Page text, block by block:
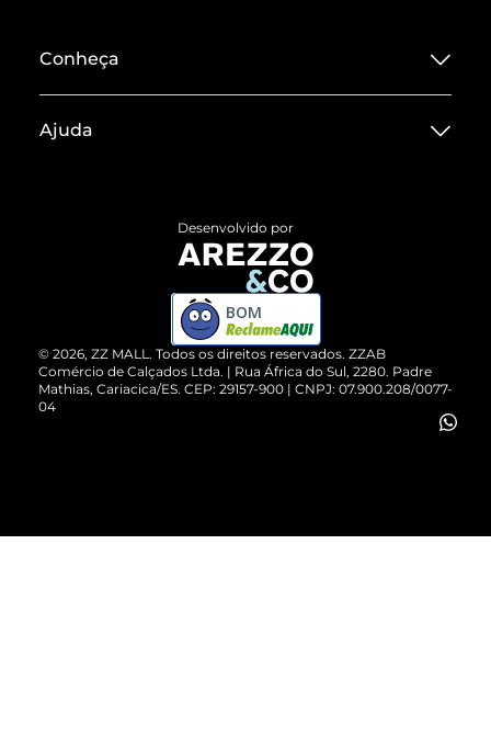
Conheça
Termos de Uso
ZZ MALL é confiável
Cartão Presente
Vendas Corporativas
Ajuda
Devolução do Produto
Compre pelo WhatsApp
© 2026, ZZ MALL. Todos os direitos reservados. ZZAB
Comércio de Calçados Ltda. | Rua África do Sul, 2280. Padre
Mathias, Cariacica/ES. CEP: 29157-900 | CNPJ: 07.900.208/0077-
04
Desenvolvido por
BOM